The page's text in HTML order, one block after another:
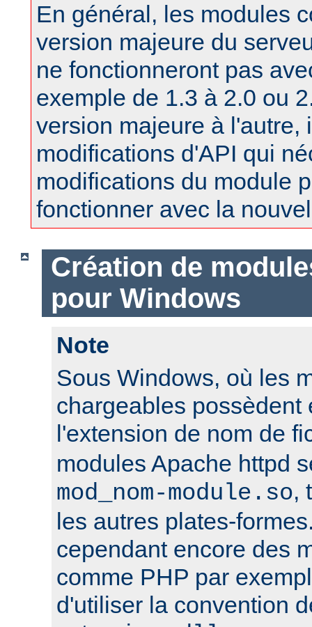
En général, les modules
version majeure du
ne fonctionneront pas
exemple de 1.3 à 2.0 ou
version majeure à l'autre,
modifications d'API qui
modifications du module
fonctionner avec la
Création de
pour Windows
Note
Sous Windows, où les
chargeables possèdent
l'extension de nom de
modules Apache httpd
mod_nom-module.so,
les autres plates-
cependant encore des
comme PHP par
d'utiliser la convention